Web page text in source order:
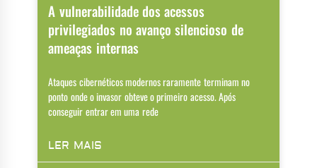
A vulnerabilidade dos acessos
privilegiados no avanço silencioso de
ameaças internas
Ataques cibernéticos modernos raramente terminam no
ponto onde o invasor obteve o primeiro acesso. Após
conseguir entrar em uma rede
LER MAIS